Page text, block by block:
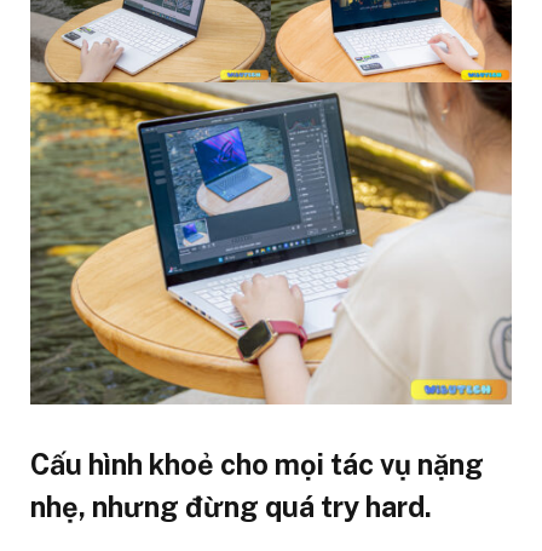
Cấu hình khoẻ cho mọi tác vụ nặng
nhẹ, nhưng đừng quá try hard.